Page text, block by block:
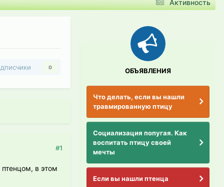
Активность
0
#1
в этом
ОБЪЯВЛЕНИЯ
Что делать, если вы нашли
травмированную птицу
Социализация попугая. Как
воспитать птицу своей
мечты
Если вы нашли птенца